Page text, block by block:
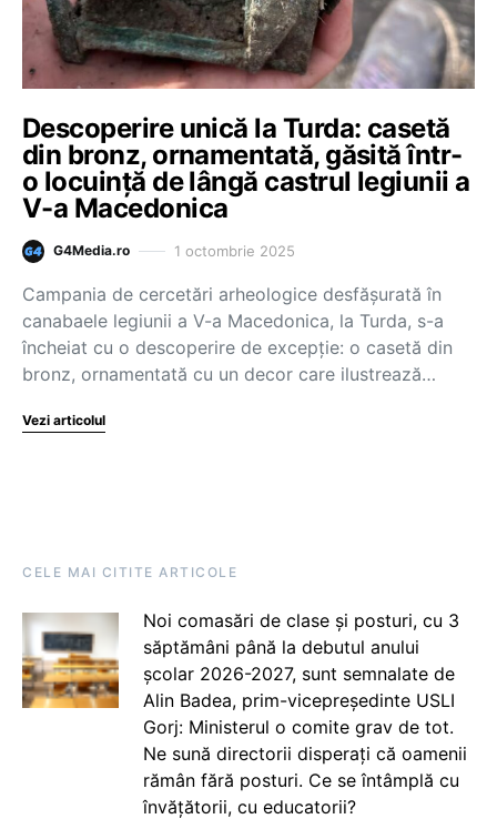
Descoperire unică la Turda: casetă
din bronz, ornamentată, găsită într-
o locuință de lângă castrul legiunii a
V-a Macedonica
G4Media.ro 1 octombrie 2025
Campania de cercetări arheologice desfășurată în
canabaele legiunii a V-a Macedonica, la Turda, s-a
încheiat cu o descoperire de excepție: o casetă din
bronz, ornamentată cu un decor care ilustrează…
Vezi articolul
CELE MAI CITITE ARTICOLE
Noi comasări de clase și posturi, cu 3
săptămâni până la debutul anului
școlar 2026-2027, sunt semnalate de
Alin Badea, prim-vicepreședinte USLI
Gorj: Ministerul o comite grav de tot.
Ne sună directorii disperați că oamenii
rămân fără posturi. Ce se întâmplă cu
învățătorii, cu educatorii?